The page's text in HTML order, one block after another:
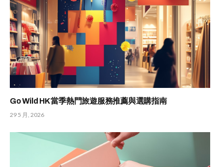
Go Wild HK 當季熱門旅遊服務推薦與選購指南
29 5 月, 2026